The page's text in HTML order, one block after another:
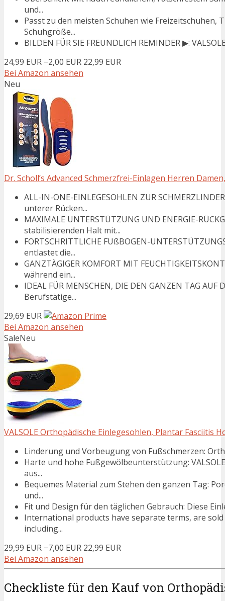
und...
Passt zu den meisten Schuhen wie Freizeitschuhen,
Schuhgröße...
BILDEN FÜR SIE FREUNDLICH REMINDER ▶:
24,99 EUR −2,00 EUR 22,99 EUR
Bei Amazon ansehen
Neu
Dr. Scholl’s Advanced Schmerzfrei-Einlagen Herren
ALL-IN-ONE-EINLEGESOHLEN ZUR
unterer Rücken...
MAXIMALE UNTERSTÜTZUNG UND ENERGIE-
stabilisierenden Halt mit...
FORTSCHRITTLICHE FUßBOGEN-
entlastet die...
GANZTÄGIGER KOMFORT MIT
während ein...
IDEAL FÜR MENSCHEN, DIE DEN GANZEN TAG
Berufstätige...
29,69 EUR
Bei Amazon ansehen
SaleNeu
VALSOLE Orthopädische Einlegesohlen, Plantar Fasciitis
Linderung und Vorbeugung von Fußschmerzen:
Harte und hohe Fußgewölbeunterstützung:
aus...
Bequemes Material zum Stehen den ganzen Tag:
und...
Fit und Design für den täglichen Gebrauch: Diese
International products have separate terms, are
including...
29,99 EUR −7,00 EUR 22,99 EUR
Bei Amazon ansehen
Checkliste für den Kauf von